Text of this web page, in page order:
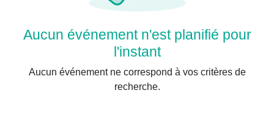
Aucun événement n'est planifié pour
l'instant
Aucun événement ne correspond à vos critères de
recherche.